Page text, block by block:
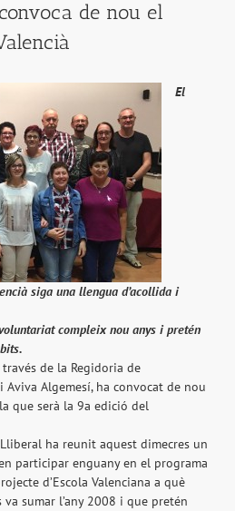
de nou el
El
siga una llengua d’acollida i
compleix nou anys i pretén
través de la Regidoria de
Algemesí, ha convocat de nou
que serà la 9a edició del
Lliberal ha reunit aquest dimecres un
participar enguany en el programa
d’Escola Valenciana a què
va sumar l’any 2008 i que pretén